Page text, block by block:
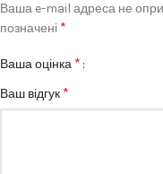
Ваша e-mail адреса не
позначені *
Ваша оцінка *
Ваш відгук *